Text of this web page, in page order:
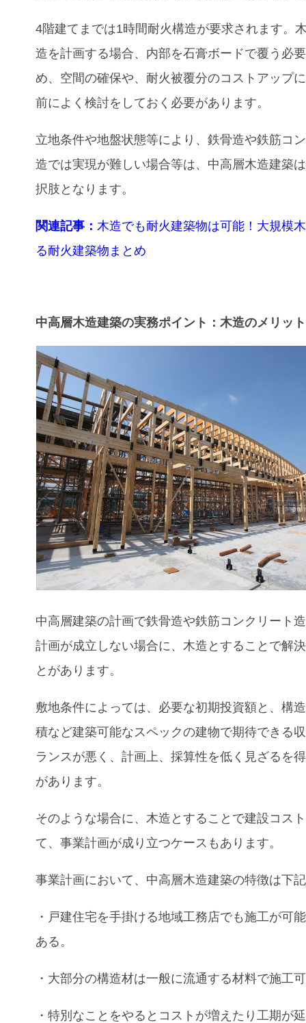
4階建てまでは1時間耐火構造が要求されます。
造を計画する場合、内部を石膏ボードで覆う必
め、空間の確保や、耐火被覆分のコストアップ
前によく検討をしておく必要があります。
立地条件や地盤状態等により、鉄骨造や鉄筋コ
造では実現が難しい場合等は、中高層木造建築
択肢となります。
関連記事：​​木造でも耐火建築物は可能！大規模
る耐火建築物まとめ
中高層木造建築の実務ポイント：木造のメリッ
中高層建築の計画で鉄骨造や鉄筋コンクリート
計画が成立しない場合に、木造とすることで解
とがあります。
敷地条件によっては、必要な初期投資額と、構
積など建築可能なスペックの建物で期待できる
ランスが悪く、計画上、採算性を低く見ざるを
があります。
そのような場合に、木造とすることで建設コス
て、事業計画が成り立つケースもあります。
事業計画において、中高層木造建築の特徴は下
・戸建住宅を手掛ける地域工務店でも施工が可
ある。
・大部分の構造材は一般に流通する材料で施工
・特別なことをやるとコストが増えたり工期が